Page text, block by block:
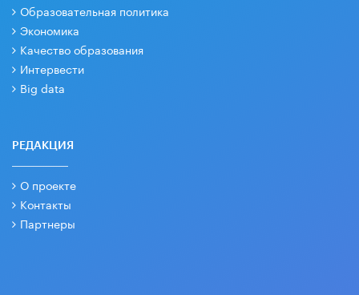
Образовательная политика
Экономика
Качество образования
Интервести
Big data
РЕДАКЦИЯ
О проекте
Контакты
Партнеры